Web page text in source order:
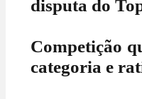
disputa do
Competição
categoria e